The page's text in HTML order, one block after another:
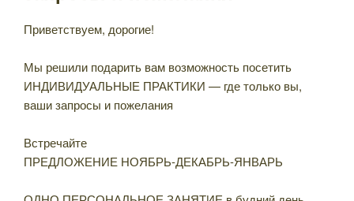
Приветствуем, дорогие!
Мы решили подарить вам возможность посетить
ИНДИВИДУАЛЬНЫЕ ПРАКТИКИ — где только вы,
ваши запросы и пожелания
Встречайте
ПРЕДЛОЖЕНИЕ НОЯБРЬ-ДЕКАБРЬ-ЯНВАРЬ